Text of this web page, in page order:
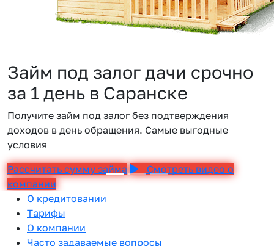
Займ под залог дачи срочно
за 1 день в Саранске
Получите займ под залог без подтверждения
доходов в день обращения. Самые выгодные
условия
Рассчитать сумму займа
Смотреть видео о
компании
О кредитовании
Тарифы
О компании
Часто задаваемые вопросы